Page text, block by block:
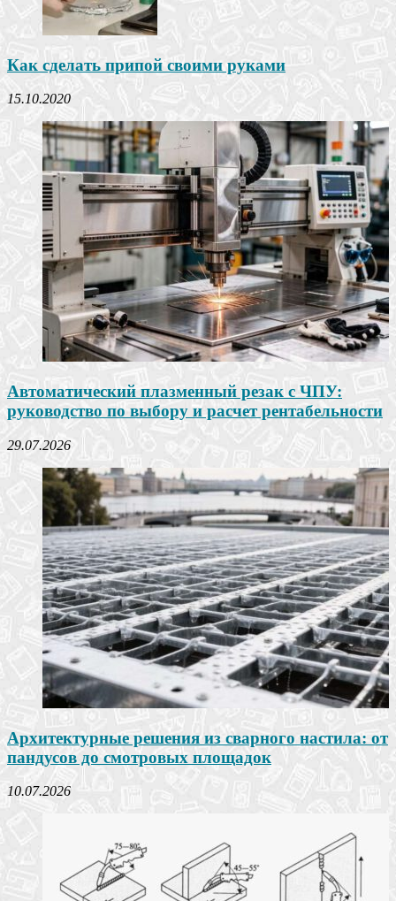
Как сделать припой своими руками
15.10.2020
Автоматический плазменный резак с ЧПУ:
руководство по выбору и расчет рентабельности
29.07.2026
Архитектурные решения из сварного настила: от
пандусов до смотровых площадок
10.07.2026